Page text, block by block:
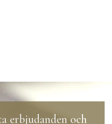
erbjudanden och